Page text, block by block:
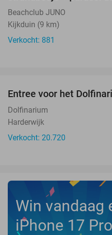
Beachclub JUNO
Kijkduin (9 km)
Verkocht: 881
TODAY
Entree voor het
Dolfinarium
Harderwijk
Verkocht: 20.720
Win vandaag
iPhone 17 Pro